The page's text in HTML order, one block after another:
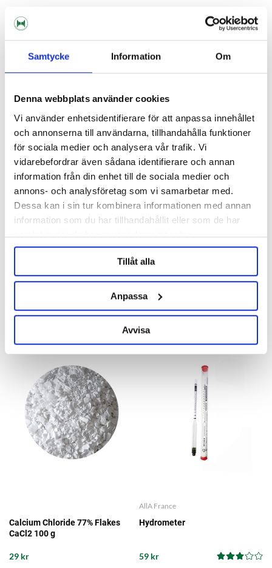
Samtycke Information Om
Denna webbplats använder cookies
Vi använder enhetsidentifierare för att anpassa innehållet
och annonserna till användarna, tillhandahålla funktioner
för sociala medier och analysera vår trafik. Vi
vidarebefordrar även sådana identifierare och annan
information från din enhet till de sociala medier och
annons- och analysföretag som vi samarbetar med.
Dessa kan i sin tur kombinera informationen med annan
information som du har tillhandahållit eller som de har
samlat in när du har använt deras tjänster.
Tillåt alla
Anpassa
Avvisa
Barth-Haas Group
65 kr/hg
OTHERS ALSO BOUGHT
Calcium Chloride 77% Flakes
CaCl2 100 g
29 kr
AllA France
Hydrometer
59 kr